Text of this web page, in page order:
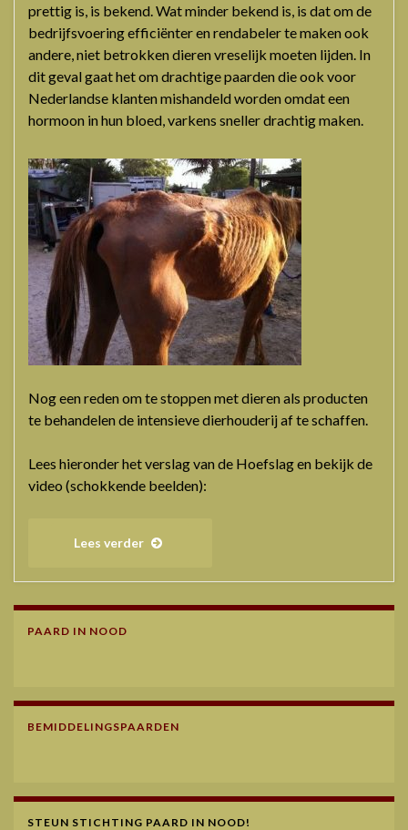
prettig is, is bekend. Wat minder bekend is, is dat om de
bedrijfsvoering efficiënter en rendabeler te maken ook
andere, niet betrokken dieren vreselijk moeten lijden. In
dit geval gaat het om drachtige paarden die ook voor
Nederlandse klanten mishandeld worden omdat een
hormoon in hun bloed, varkens sneller drachtig maken.
Nog een reden om te stoppen met dieren als producten
te behandelen de intensieve dierhouderij af te schaffen.
Lees hieronder het verslag van de Hoefslag en bekijk de
video (schokkende beelden):
Lees verder
PAARD IN NOOD
BEMIDDELINGSPAARDEN
STEUN STICHTING PAARD IN NOOD!